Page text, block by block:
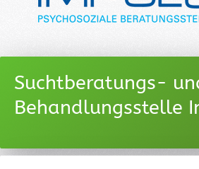
Suchtberatungs-
Behandlungsstelle